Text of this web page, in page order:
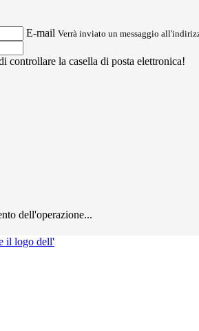
E-mail Verrà inviato un messaggio
controllare la casella di posta elettronica!
dell'operazione...